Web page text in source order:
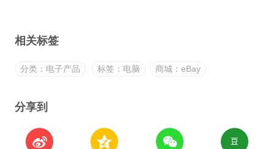
相关标签
分类：电子产品 标签：电脑 商城：eBay
分享到